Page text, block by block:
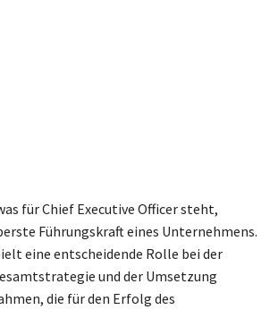
für Chief Executive Officer steht,
Führungskraft eines Unternehmens.
eine entscheidende Rolle bei der
und der Umsetzung
die für den Erfolg des